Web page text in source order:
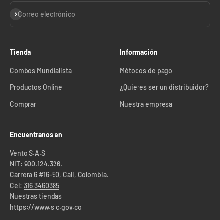
Correo electrónico
Suscribirse
Tienda
Combos Mundialista
Productos Online
Comprar
Información
Métodos de pago
¿Quieres ser un distribuidor?
Nuestra empresa
Encuentranos en
Vento S.A.S
NIT: 900.124.326.
Carrera 6 #16-50, Cali, Colombia.
Cel: 316 3460385
Nuestras tiendas
https://www.sic.gov.co